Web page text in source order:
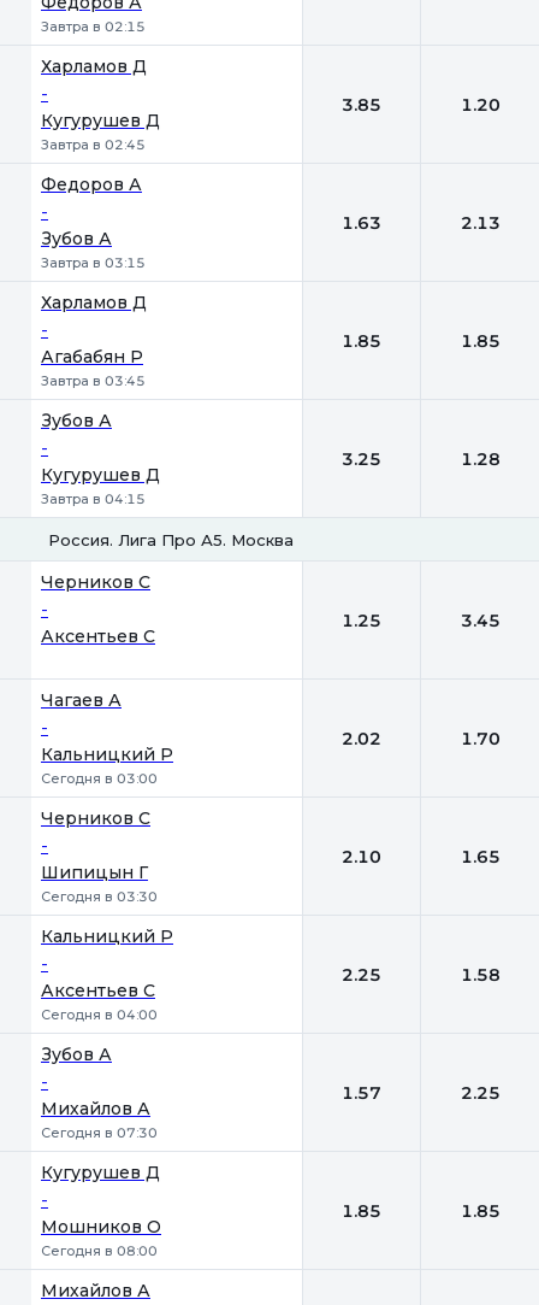
Завтра в 02:15
Харламов Д
-
Кугурушев Д
Завтра в 02:45
3.85 1.20
Федоров А
-
Зубов А
Завтра в 03:15
1.63 2.13
Харламов Д
-
Агабабян Р
Завтра в 03:45
1.85 1.85
Зубов А
-
Кугурушев Д
Завтра в 04:15
3.25 1.28
Россия. Лига Про А5. Москва
Черников С
-
Аксентьев С
1.25 3.45
Чагаев А
-
Кальницкий Р
Сегодня в 03:00
2.02 1.70
Черников С
-
Шипицын Г
Сегодня в 03:30
2.10 1.65
Кальницкий Р
-
Аксентьев С
Сегодня в 04:00
2.25 1.58
Зубов А
-
Михайлов А
Сегодня в 07:30
1.57 2.25
Кугурушев Д
-
Мошников О
Сегодня в 08:00
1.85 1.85
Михайлов А